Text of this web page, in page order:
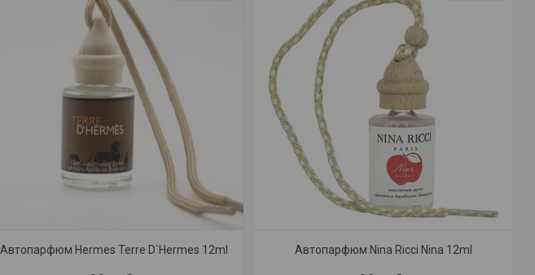
Автопарфюм Hermes Terre D`Hermes 12ml Автопарфюм Nina Ricci Nina 12ml